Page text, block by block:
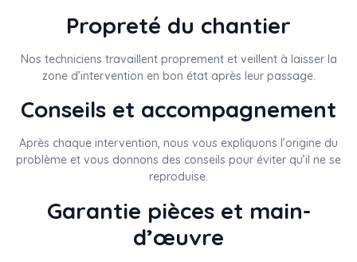
Propreté du chantier
Nos techniciens travaillent proprement et veillent à laisser la
zone d’intervention en bon état après leur passage.
Conseils et accompagnement
Après chaque intervention, nous vous expliquons l’origine du
problème et vous donnons des conseils pour éviter qu’il ne se
reproduise.
Garantie pièces et main-
d’œuvre